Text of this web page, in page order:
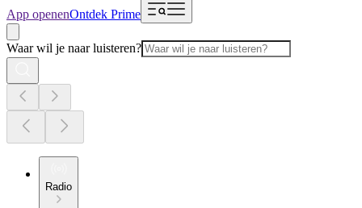
App openenOntdek Prime
Waar wil je naar luisteren?
Radio